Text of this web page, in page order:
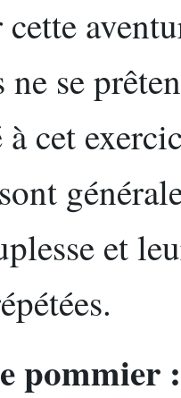
cette
ne se
cet
et
pommier :